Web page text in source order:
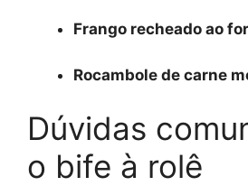
Frango recheado ao
Rocambole de carne
Dúvidas
o bife à rolê